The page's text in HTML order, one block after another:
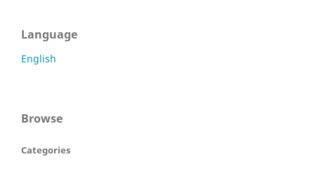
Language
English
Browse
Categories